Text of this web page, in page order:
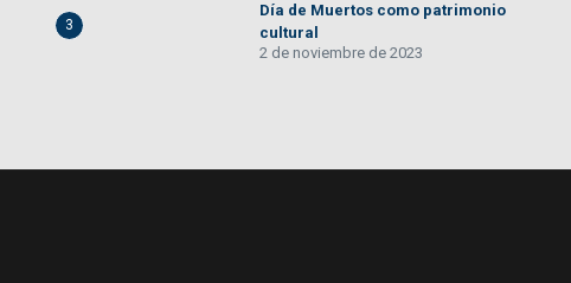
3
Día de Muertos como patrimonio
cultural
2 de noviembre de 2023